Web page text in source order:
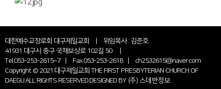
대한예수교장로회 대구제일교회 | 위임목사 : 김준호
41931 대구시 중구 국채보상로 102길 50 |
Tel.053-253-2615~7 | Fax.053-253-2618 | ch2532615@naver.com
Copyright © 2021.대구제일교회 THE FIRST PRESBYTERIAN CHURCH OF
DAEGU.ALL RIGHTS RESERVED.DESIGNED BY(주) 스데반정보